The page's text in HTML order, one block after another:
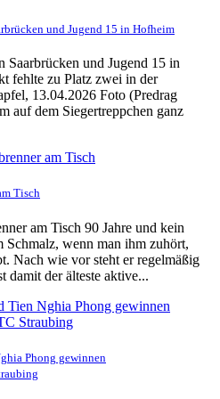
und Jugend 15 in Hofheim
Saarbrücken und Jugend 15 in
fehlte zu Platz zwei in der
13.04.2026 Foto (Predrag
auf dem Siegertreppchen ganz
Tisch
am Tisch 90 Jahre und kein
Schmalz, wenn man ihm zuhört,
Nach wie vor steht er regelmäßig
damit der älteste aktive...
Phong gewinnen